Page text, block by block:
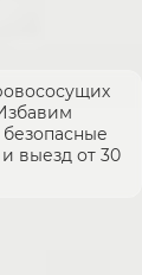
выезд от 30